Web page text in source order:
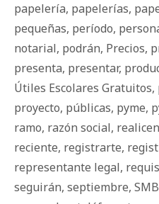
papelería, papelerías,
pequeñas, período,
notarial, podrán, Precios,
presenta, presentar,
Útiles Escolares Gratuitos,
proyecto, públicas, pyme,
ramo, razón social, realicen
reciente, registrarte,
representante legal,
seguirán, septiembre, SMB